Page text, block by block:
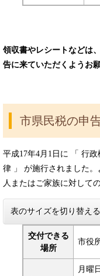
領収書やレシートなどは
告に来ていただくようお
市県民税の申
平成17年4月1日に 「 行
律 」 が施行されました
人またはご家族に対して
表のサイズを切り替える
交付できる
場所
市役
月曜